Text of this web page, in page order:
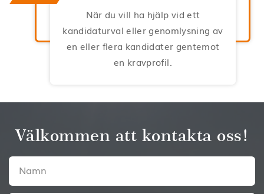
När du vill ha hjälp vid ett
kandidaturval eller genomlysning av
en eller flera kandidater gentemot
en kravprofil.
Välkommen att kontakta oss!